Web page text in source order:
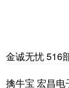
金诚无忧 516
擒牛宝 宏昌电